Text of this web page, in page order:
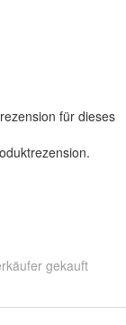
für dieses
.
gekauft